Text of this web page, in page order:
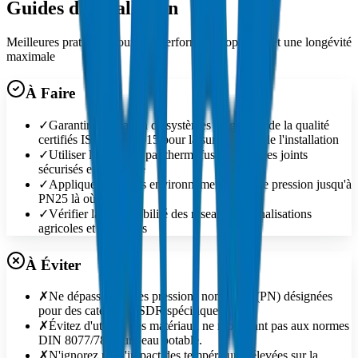
Guides d'Installation
Meilleures pratiques pour une performance optimale et une longévité
maximale
À Faire
✓Garantir l'utilisation de systèmes de gestion de la qualité
certifiés ISO 9001:2015 pour la surveillance de l'installation
✓Utiliser le soudage par thermofusion pour des joints
sécurisés et sans fuite
✓Appliquer dans des environnements à haute pression jusqu'à
PN25 là où spécifié
✓Vérifier la compatibilité des réseaux de canalisations
agricoles et horticoles
À Éviter
✗Ne dépassez pas les pressions nominales (PN) désignées
pour des catégories SDR spécifiques.
✗Évitez d'utiliser des matériaux ne répondant pas aux normes
DIN 8077/78 pour l'eau potable.